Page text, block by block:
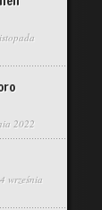
2022
września